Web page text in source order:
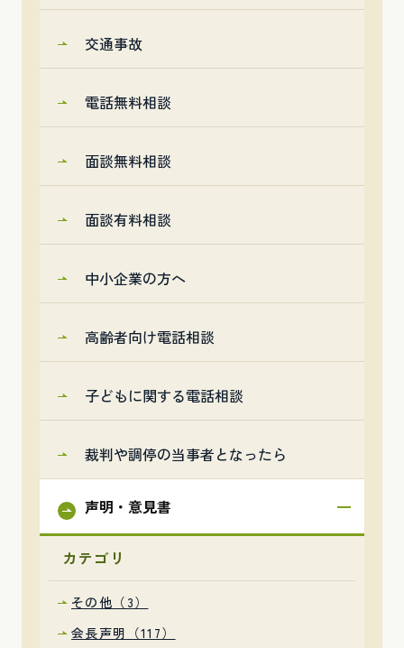
交通事故
電話無料相談
面談無料相談
面談有料相談
中小企業の方へ
高齢者向け電話相談
子どもに関する電話相談
裁判や調停の当事者となったら
声明・意見書
カテゴリ
その他（3）
会長声明（117）